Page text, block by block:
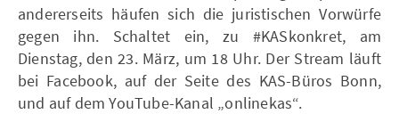
andererseits häufen sich die juristischen Vorwürfe
gegen ihn. Schaltet ein, zu #KASkonkret, am
Dienstag, den 23. März, um 18 Uhr. Der Stream läuft
bei Facebook, auf der Seite des KAS-Büros Bonn,
und auf dem YouTube-Kanal „onlinekas“.